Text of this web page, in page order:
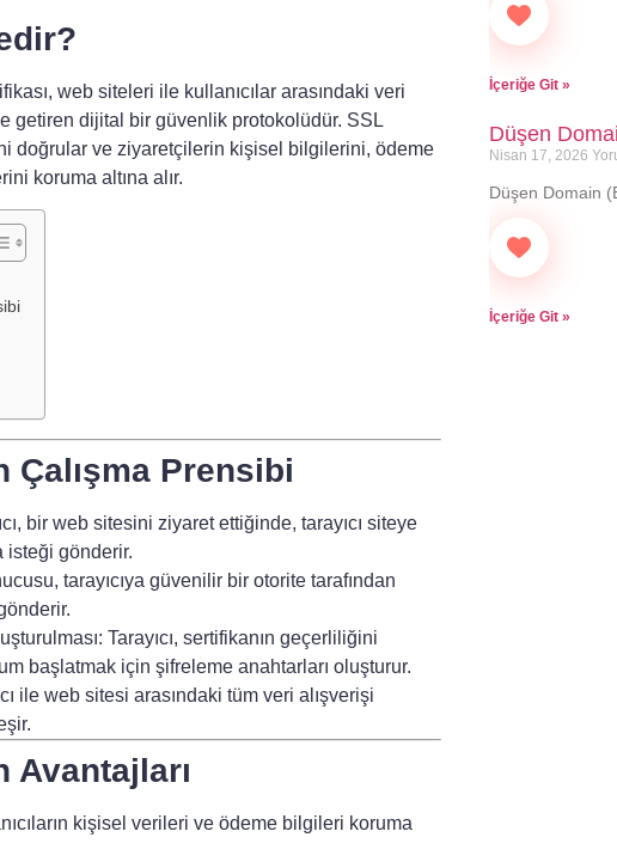
, web siteleri ile kullanıcılar arasındaki veri
getiren dijital bir güvenlik protokolüdür. SSL
doğrular ve ziyaretçilerin kişisel bilgilerini, ödeme
koruma altına alır.
Çalışma Prensibi
bir web sitesini ziyaret ettiğinde, tarayıcı siteye
isteği gönderir.
tarayıcıya güvenilir bir otorite tarafından
Tarayıcı, sertifikanın geçerliliğini
başlatmak için şifreleme anahtarları oluşturur.
ile web sitesi arasındaki tüm veri alışverişi
Avantajları
kişisel verileri ve ödeme bilgileri koruma
İçeriğe Git »
Düşen
Nisan 17, 2026
Düşen Domain
İçeriğe Git »